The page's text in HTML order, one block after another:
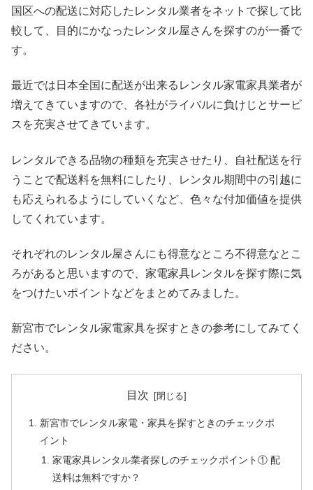
国区への配送に対応したレンタル業者をネットで探して比
較して、目的にかなったレンタル屋さんを探すのが一番で
す。
最近では日本全国に配送が出来るレンタル家電家具業者が
増えてきていますので、各社がライバルに負けじとサービ
スを充実させてきています。
レンタルできる品物の種類を充実させたり、自社配送を行
うことで配送料を無料にしたり、レンタル期間中の引越に
も応えられるようにしていくなど、色々な付加価値を提供
してくれています。
それぞれのレンタル屋さんにも得意なところ不得意なとこ
ろがあると思いますので、家電家具レンタルを探す際に気
をつけたいポイントなどをまとめてみました。
新宮市でレンタル家電家具を探すときの参考にしてみてく
ださい。
目次
新宮市でレンタル家電・家具を探すときのチェックポ
イント
家電家具レンタル業者探しのチェックポイント① 配
送料は無料ですか？